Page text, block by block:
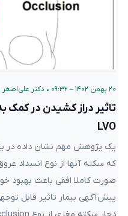
۲۰ بهمن ۱۴۰۲ – ۰۹:۳۲ • دکتر علی‌اصغر
تاثیر دراز کشیدن در کمک
LVO
یک پژوهش مهم نشان داده
که سکته آنها از نوع انسداد
صورت کاملا افقی باعث بهبود
پیش‌آگهی بیمار تاثیر قابل